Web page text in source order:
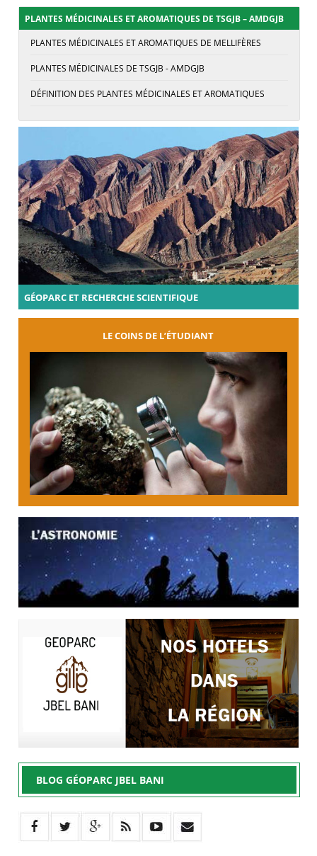
PLANTES MÉDICINALES ET AROMATIQUES DE TSGJB – AMDGJB
PLANTES MÉDICINALES ET AROMATIQUES DE MELLIFÈRES
PLANTES MÉDICINALES DE TSGJB - AMDGJB
DÉFINITION DES PLANTES MÉDICINALES ET AROMATIQUES
GÉOPARC ET RECHERCHE SCIENTIFIQUE
LE COINS DE L’ÉTUDIANT
BLOG GÉOPARC JBEL BANI